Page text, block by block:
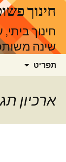
לדלג
לתוכןחינוך
חינוך
שינה
תפריט
ארכיון